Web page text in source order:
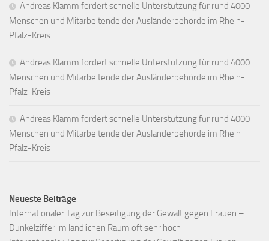
Andreas Klamm fordert schnelle Unterstützung für rund 4000
Menschen und Mitarbeitende der Ausländerbehörde im Rhein-
Pfalz-Kreis
Andreas Klamm fordert schnelle Unterstützung für rund 4000
Menschen und Mitarbeitende der Ausländerbehörde im Rhein-
Pfalz-Kreis
Andreas Klamm fordert schnelle Unterstützung für rund 4000
Menschen und Mitarbeitende der Ausländerbehörde im Rhein-
Pfalz-Kreis
Neueste Beiträge
Internationaler Tag zur Beseitigung der Gewalt gegen Frauen –
Dunkelziffer im ländlichen Raum oft sehr hoch